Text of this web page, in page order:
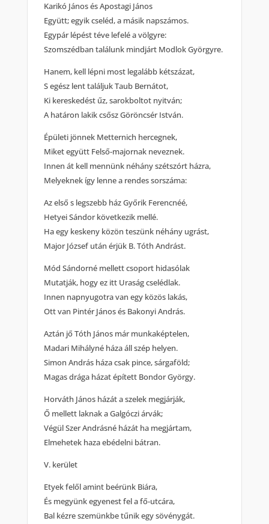
Karikó János és Apostagi János
Együtt; egyik cseléd, a másik napszámos.
Egypár lépést téve lefelé a völgyre:
Szomszédban találunk mindjárt Modlok Györgyre.
Hanem, kell lépni most legalább kétszázat,
S egész lent találjuk Taub Bernátot,
Ki kereskedést űz, sarokboltot nyitván;
A határon lakik csősz Göröncsér István.
Épületi jönnek Metternich hercegnek,
Miket együtt Felső-majornak neveznek.
Innen át kell mennünk néhány szétszórt házra,
Melyeknek így lenne a rendes sorszáma:
Az első s legszebb ház Győrik Ferencnéé,
Hetyei Sándor következik mellé.
Ha egy keskeny közön teszünk néhány ugrást,
Major József után érjük B. Tóth Andrást.
Mód Sándorné mellett csoport hidasólak
Mutatják, hogy ez itt Uraság cselédlak.
Innen napnyugotra van egy közös lakás,
Ott van Pintér János és Bakonyi András.
Aztán jő Tóth János már munkaképtelen,
Madari Mihályné háza áll szép helyen.
Simon András háza csak pince, sárgaföld;
Magas drága házat épített Bondor György.
Horváth János házát a szelek megjárják,
Ő mellett laknak a Galgóczi árvák;
Végül Szer Andrásné házát ha megjártam,
Elmehetek haza ebédelni bátran.
V. kerület
Etyek felől amint beérünk Biára,
És megyünk egyenest fel a fő-utcára,
Bal kézre szemünkbe tűnik egy sövénygát.